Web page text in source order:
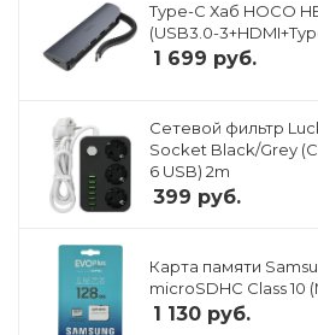
Type-C Хаб HOCO
(USB3.0-
1 699 руб.
Сетевой фильтр
Socket Black/Grey
6 USB) 2m
399 руб.
Карта памяти
microSDHC Class 10
1 130 руб.